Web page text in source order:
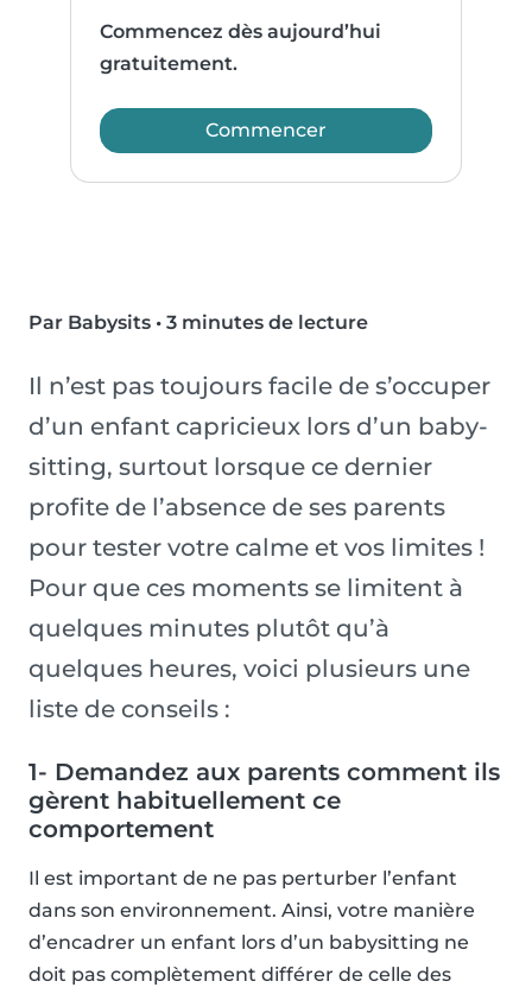
Commencez dès aujourd’hui
gratuitement.
Commencer
Par Babysits • 3 minutes de lecture
Il n’est pas toujours facile de s’occuper
d’un enfant capricieux lors d’un baby-
sitting, surtout lorsque ce dernier
profite de l’absence de ses parents
pour tester votre calme et vos limites !
Pour que ces moments se limitent à
quelques minutes plutôt qu’à
quelques heures, voici plusieurs une
liste de conseils :
1- Demandez aux parents comment ils
gèrent habituellement ce
comportement
Il est important de ne pas perturber l’enfant
dans son environnement. Ainsi, votre manière
d’encadrer un enfant lors d’un babysitting ne
doit pas complètement différer de celle des